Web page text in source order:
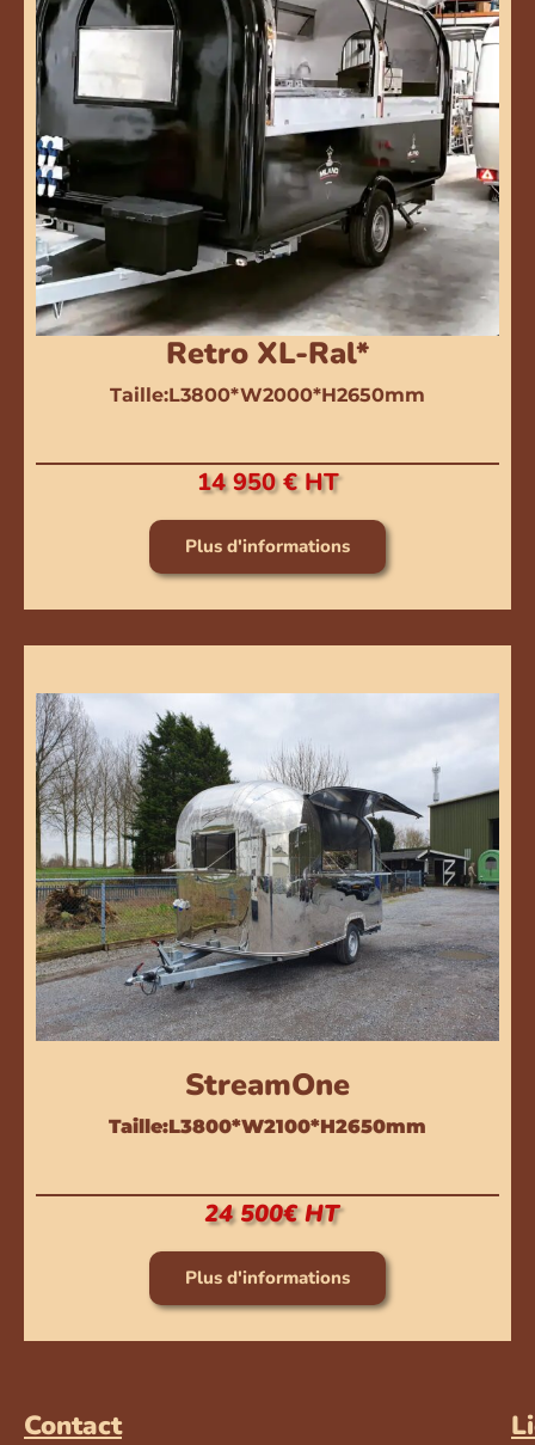
Retro XL-Ral*
Taille:L3800*W2000*H2650mm
14 950 € HT
Plus d'informations
StreamOne
Taille:L3800*W2100*H2650mm
24 500€ HT
Plus d'informations
Contact